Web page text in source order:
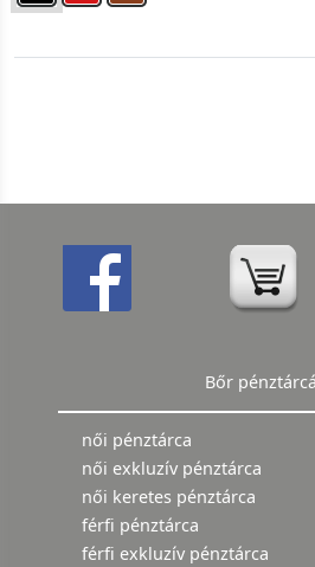
Bőr
női pénztárca
női exkluzív pénztárca
női keretes pénztárca
férfi pénztárca
férfi exkluzív pénztárca